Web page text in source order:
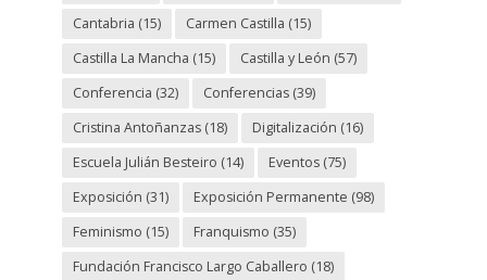
Cantabria (15) Carmen Castilla (15)
Castilla La Mancha (15) Castilla y León (57)
Conferencia (32) Conferencias(39)
Cristina Antoñanzas(18) Digitalización (16)
Escuela Julián Besteiro (14) Eventos(75)
Exposición (31) Exposición Permanente (98)
Feminismo (15) Franquismo (35)
Fundación Francisco Largo Caballero (18)